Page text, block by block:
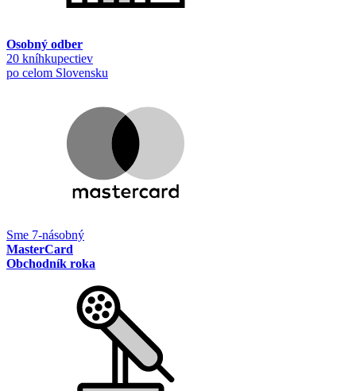
Osobný odber
20 kníhkupectiev
po celom Slovensku
Sme 7-násobný
MasterCard
Obchodník roka